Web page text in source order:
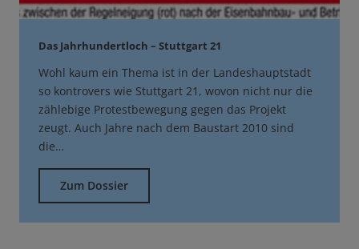
Das Jahrhundertloch – Stuttgart 21
Wohl kaum ein Thema ist in der Landeshauptstadt
so kontrovers wie Stuttgart 21, wovon nicht nur die
zählebige Protestbewegung gegen das Projekt
zeugt. Auch Jahre nach dem Baustart 2010 sind
die…
Zum Dossier